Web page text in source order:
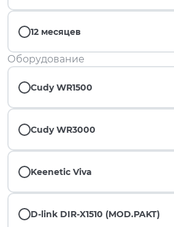
12 месяцев
Оборудование
Cudy WR1500
Cudy WR3000
Keenetic Viva
D-link DIR-X1510 (MOD.PAKT)